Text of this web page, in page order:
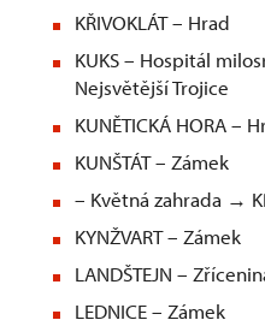
KŘIVOKLÁT – Hrad
KUKS – Hospitál
Nejsvětější Trojice
KUNĚTICKÁ HORA –
KUNŠTÁT – Zámek
– Květná zahrada →
KYNŽVART – Zámek
LANDŠTEJN –
LEDNICE – Zámek